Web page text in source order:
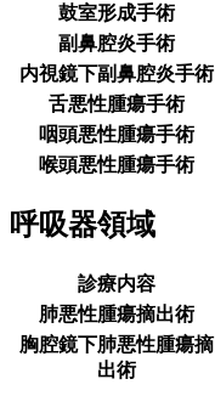
鼓室形成手術
副鼻腔炎手術
内視鏡下副鼻腔炎手術
舌悪性腫瘍手術
咽頭悪性腫瘍手術
喉頭悪性腫瘍手術
呼吸器領域
診療内容
肺悪性腫瘍摘出術
胸腔鏡下肺悪性腫瘍摘
出術